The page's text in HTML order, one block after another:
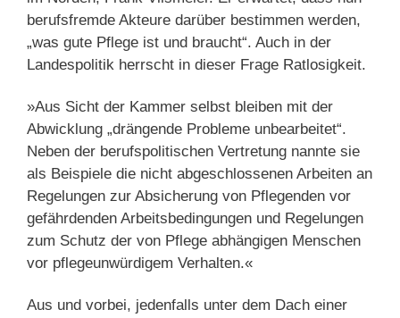
berufsfremde Akteure darüber bestimmen werden,
„was gute Pflege ist und braucht“. Auch in der
Landespolitik herrscht in dieser Frage Ratlosigkeit.
»Aus Sicht der Kammer selbst bleiben mit der
Abwicklung „drängende Probleme unbearbeitet“.
Neben der berufspolitischen Vertretung nannte sie
als Beispiele die nicht abgeschlossenen Arbeiten an
Regelungen zur Absicherung von Pflegenden vor
gefährdenden Arbeitsbedingungen und Regelungen
zum Schutz der von Pflege abhängigen Menschen
vor pflegeunwürdigem Verhalten.«
Aus und vorbei, jedenfalls unter dem Dach einer